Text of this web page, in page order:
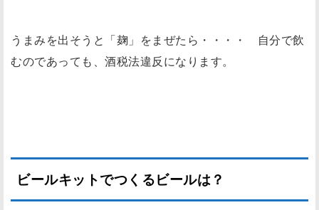
うまみを出そうと「麹」をまぜたら・・・・ 自分で飲
むのであっても、酒税法違反になります。
ビールキットでつくるビールは？